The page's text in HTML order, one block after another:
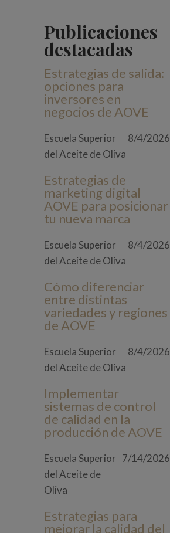
Publicaciones
destacadas
Estrategias de salida:
opciones para
inversores en
negocios de AOVE
Escuela Superior
del Aceite de Oliva
8/4/2026
Estrategias de
marketing digital
AOVE para posicionar
tu nueva marca
Escuela Superior
del Aceite de Oliva
8/4/2026
Cómo diferenciar
entre distintas
variedades y regiones
de AOVE
Escuela Superior
del Aceite de Oliva
8/4/2026
Implementar
sistemas de control
de calidad en la
producción de AOVE
Escuela Superior
del Aceite de
Oliva
7/14/2026
Estrategias para
mejorar la calidad del